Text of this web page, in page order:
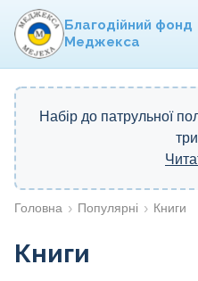
Благодійний фонд
Меджекса
Набір до патрульної
Головна Популярні Книги
Книги